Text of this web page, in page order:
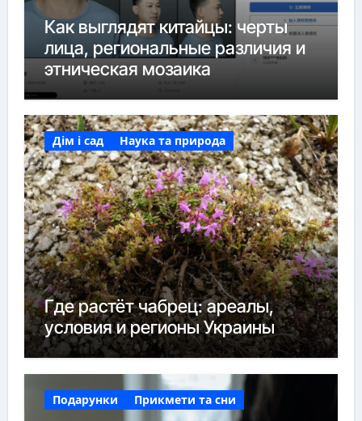
Как выглядят китайцы: черты
лица, региональные различия и
этническая мозаика
Дім і сад Наука та природа
Где растёт чабрец: ареалы,
условия и регионы Украины
Подарунки Прикмети та сни